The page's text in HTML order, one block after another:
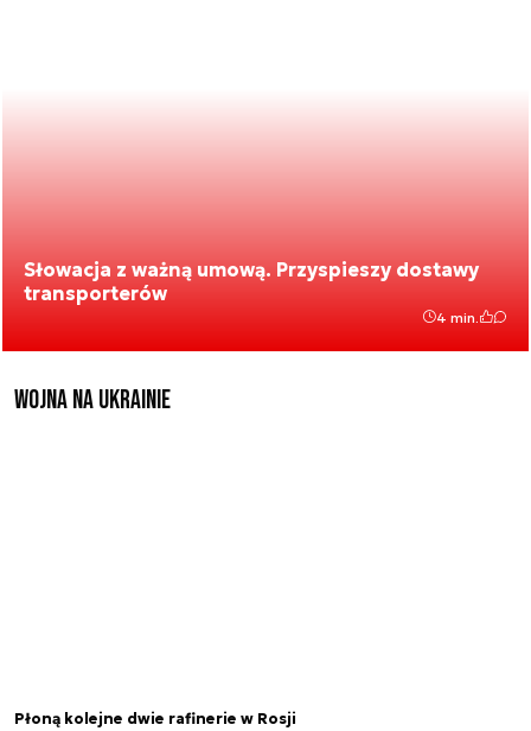
Słowacja z ważną umową. Przyspieszy dostawy
transporterów
4 min.
Wojna na Ukrainie
Płoną kolejne dwie rafinerie w Rosji